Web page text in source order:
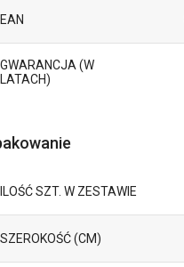
EAN
GWARANCJA (W
LATACH)
ILOŚĆ SZT. W ZESTAWIE
SZEROKOŚĆ (CM)